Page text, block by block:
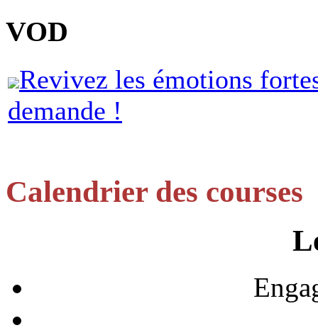
VOD
Revivez les émotions
demande !
Calendrier des courses